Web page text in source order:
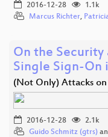
2016-12-28
1.1k
Marcus Richter,
On the Security
Single Sign-On
(Not Only) Attacks
2016-12-28
2.1k
Guido Schmitz (gtrs)